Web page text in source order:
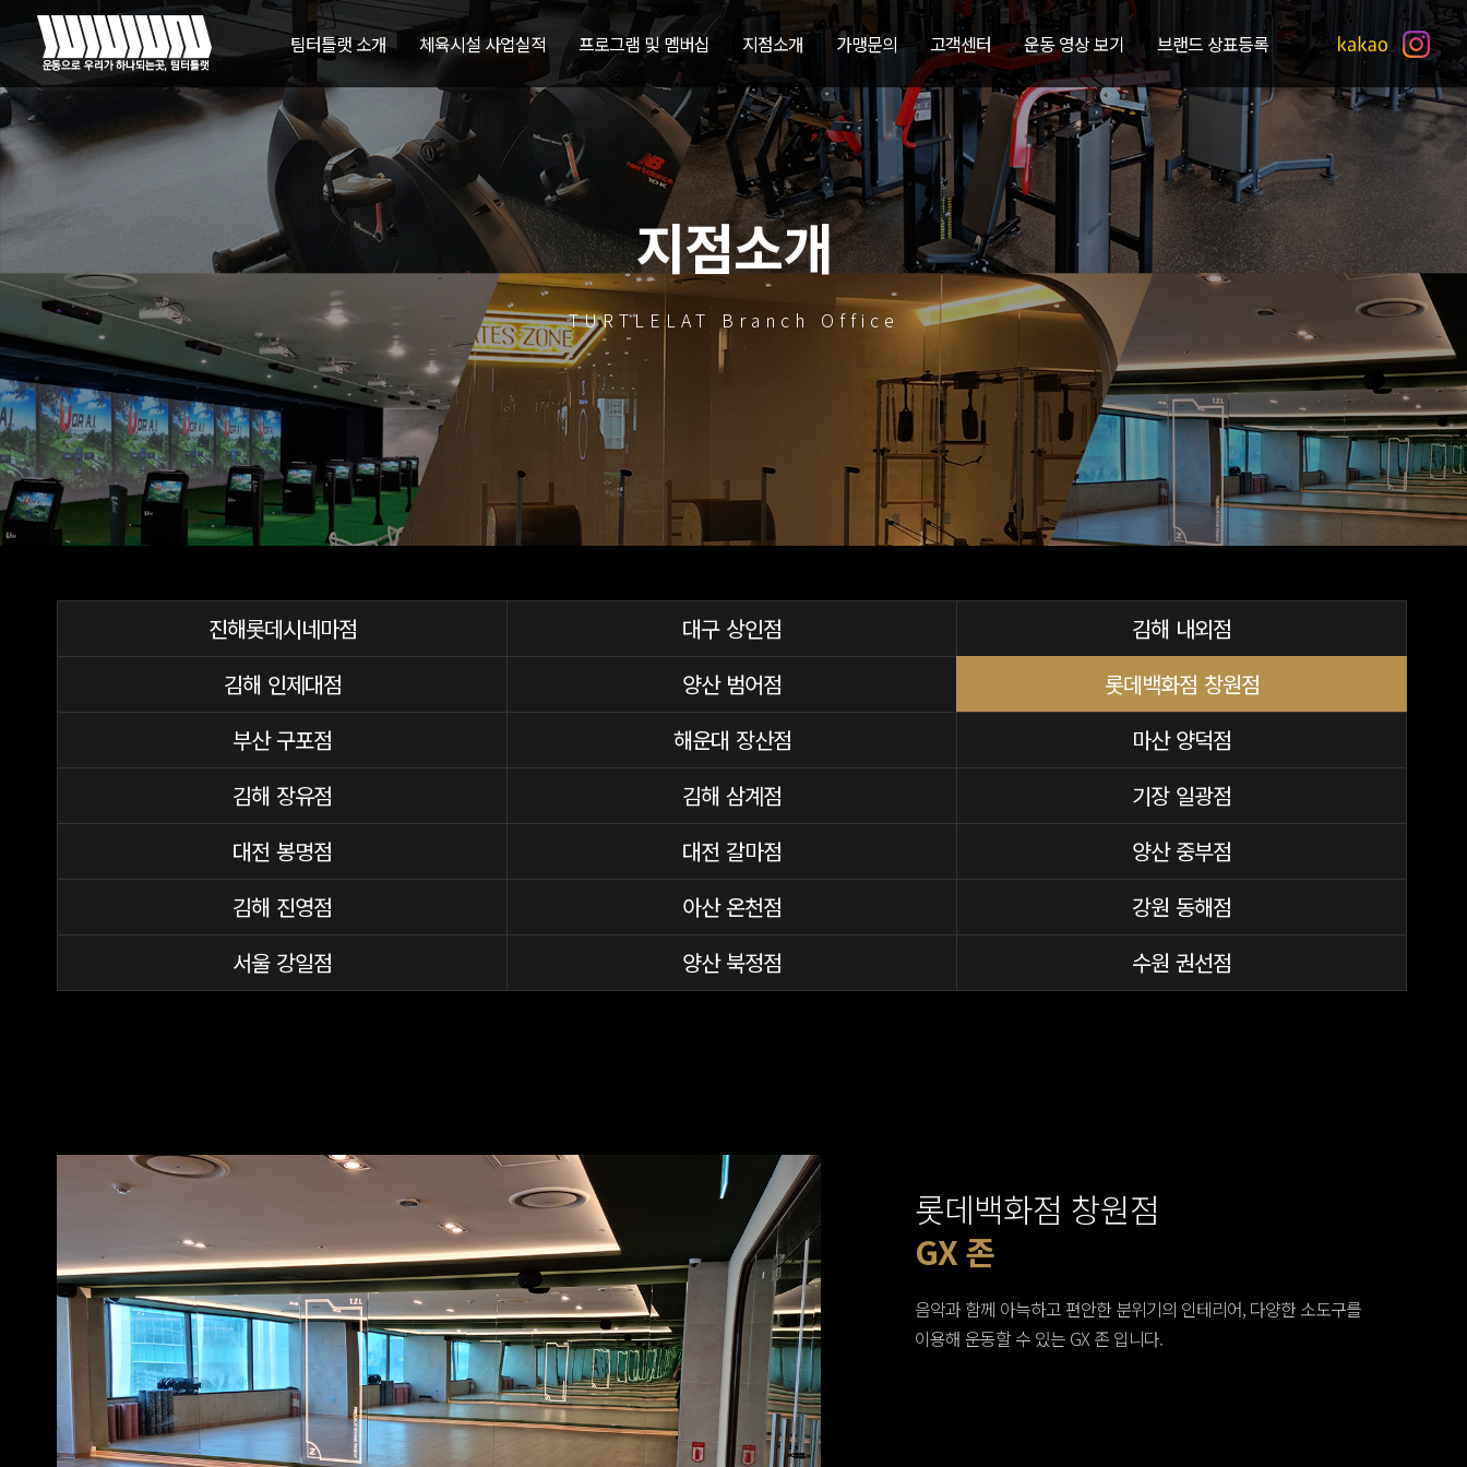
팀터틀랫 소개 체육시설 사업실적 프로그램 및 멤버십 지점소개 가맹문의 고객센터 운동 영상 보기 브랜드 상표등록
지점소개
TURTLELAT Branch Office
진해롯데시네마점 대구 상인점
김해 내외점
김해 인제대점
양산 범어점
롯데백화점 창원점
부산 구포점
해운대 장산점
마산 양덕점
김해 장유점
김해 삼계점
기장 일광점
대전 봉명점
대전 갈마점
양산 중부점
김해 진영점
아산 온천점
강원 동해점
서울 강일점
양산 북정점 수원 권선점
웨이트 존
웨이트 존
롯데백화점 창원점
GX 존
음악과 함께 아늑하고 편안한 분위기의 인테리어, 다양한 소도구를
이용해 운동할 수 있는 GX 존 입니다.
유산소 존
유산소 존
대기구 필라테스 존
대기구 필라테스 존
건식 반신욕기 존
골프 존
남녀탈의실
남녀탈의실